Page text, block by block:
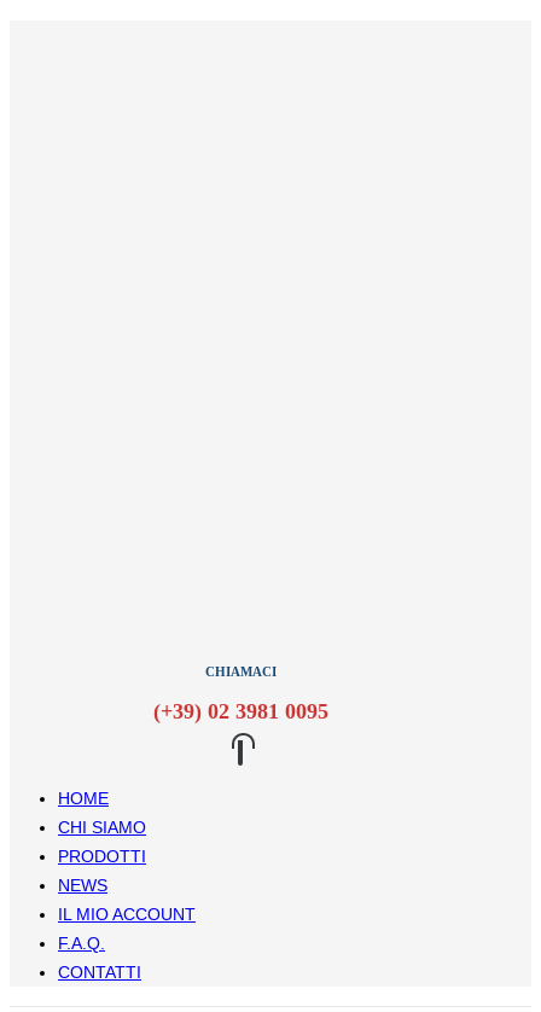
CHIAMACI
(+39) 02 3981 0095
HOME
CHI SIAMO
PRODOTTI
NEWS
IL MIO ACCOUNT
F.A.Q.
CONTATTI